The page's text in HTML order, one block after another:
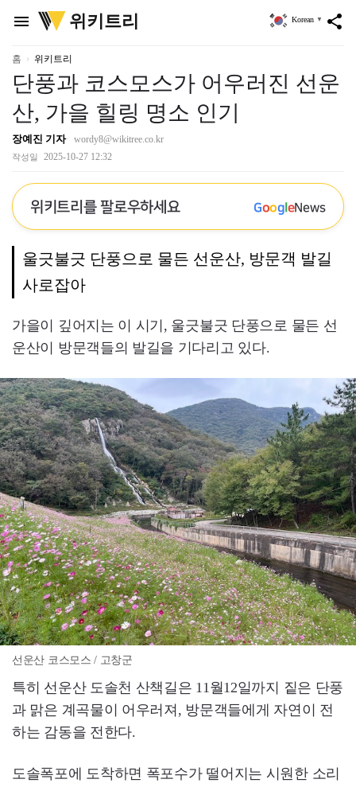
menu
위
키
리
위키트리 share
Korean ▼
홈 위키트리
단풍과 코스모스가 어우러진 선운
산, 가을 힐링 명소 인기
장예진 기자 wordy8@wikitree.co.kr
작성일 2025-10-27 12:32
위키트리를 팔로우하세요 GoogleNews
울긋불긋 단풍으로 물든 선운산, 방문객 발길
사로잡아
가을이 깊어지는 이 시기, 울긋불긋 단풍으로 물든 선
운산이 방문객들의 발길을 기다리고 있다.
선운산 코스모스 / 고창군
특히 선운산 도솔천 산책길은 11월12일까지 짙은 단풍
과 맑은 계곡물이 어우러져, 방문객들에게 자연이 전
하는 감동을 전한다.
도솔폭포에 도착하면 폭포수가 떨어지는 시원한 소리